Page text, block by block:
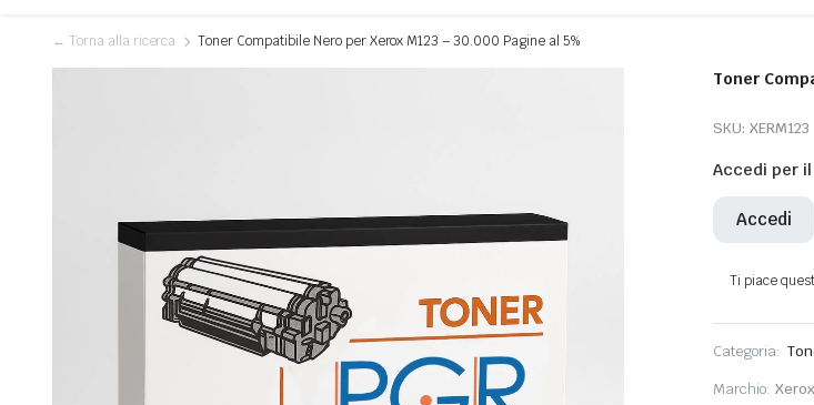
← Torna alla ricerca Toner Compatibile Nero per Xerox M123 – 30.000 Pagine al 5%
Toner
SKU: XERM123
Accedi per
Accedi
Categoria:
Marchio: Xerox